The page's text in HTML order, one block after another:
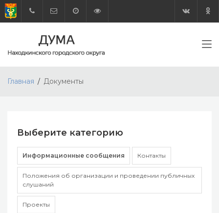
Главная Документы
Выберите категорию
Информационные сообщения Контакты
Положения об организации и проведении публичных
слушаний
Проекты